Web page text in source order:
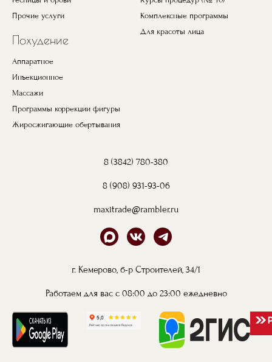
Прочие услуги
Похудение
Аппаратное
Инъекционное
Массажи
Программы коррекции фигуры
Жиросжигающие обертывания
Комплексные программы
Для красоты лица
8 (3842) 780-380
8 (908) 931-93-06
maxitrade@rambler.ru
г. Кемерово, б-р Строителей, 34/1
Работаем для вас с 08:00 до 23:00 ежедневно